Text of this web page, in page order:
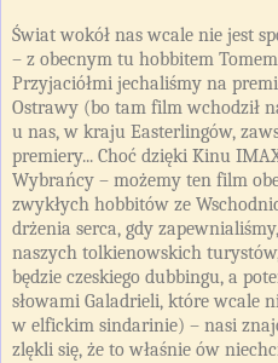
Świat wokół nas wcale nie jest
– z obecnym tu hobbitem
Przyjaciółmi jechaliśmy na
Ostrawy (bo tam film wchodził
u nas, w kraju Easterlingów,
premiery... Choć dzięki Kinu
Wybrańcy – możemy ten film
zwykłych hobbitów ze
drżenia serca, gdy
naszych tolkienowskich
będzie czeskiego dubbingu, a
słowami Galadrieli, które wcale
w elfickim sindarinie) – nasi
zlękli się, że to właśnie ów